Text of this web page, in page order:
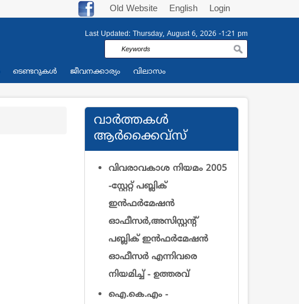
Old Website English Login
Last Updated: Thursday, August 6, 2026 -1:21 pm
Search
ടെണ്ടറുകള്‍ ജീവനക്കാര്യം വിലാസം
വാര്‍ത്തകള്‍
ആര്‍ക്കൈവ്സ്
വിവരാവകാശ നിയമം 2005
-സ്റ്റേറ്റ് പബ്ലിക്
ഇന്‍ഫര്‍മേഷന്‍
ഓഫീസര്‍,അസിസ്റ്റന്റ്
പബ്ലിക് ഇന്‍ഫര്‍മേഷന്‍
ഓഫീസര്‍ എന്നിവരെ
നിയമിച്ച് - ഉത്തരവ്
ഐ.കെ.എം -